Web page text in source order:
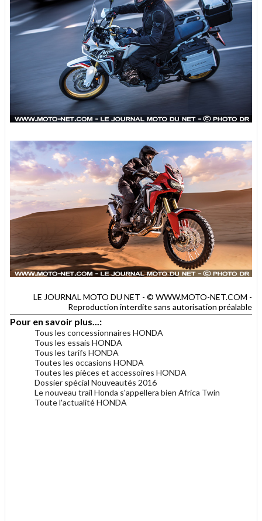
LE JOURNAL MOTO DU NET - © WWW.MOTO-NET.COM -
Reproduction interdite sans autorisation préalable
Pour en savoir plus...:
Tous les concessionnaires HONDA
Tous les essais HONDA
Tous les tarifs HONDA
Toutes les occasions HONDA
Toutes les pièces et accessoires HONDA
Dossier spécial Nouveautés 2016
Le nouveau trail Honda s'appellera bien Africa Twin
Toute l'actualité HONDA